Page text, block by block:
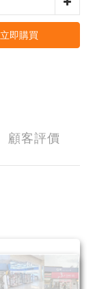
立即購買
顧客評價